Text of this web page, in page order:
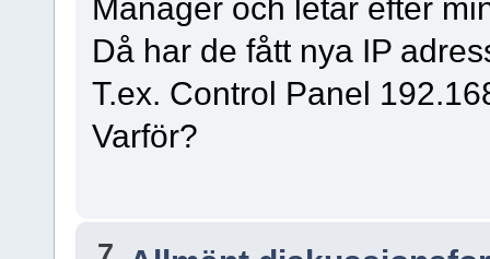
Då har de fått nya IP
T.ex. Control Panel
Varför?